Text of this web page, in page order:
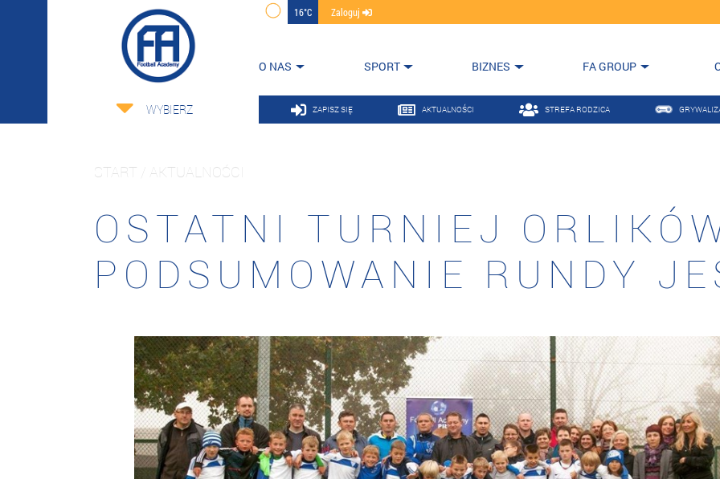
16°C Zaloguj
O NAS SPORT BIZNES FA GROUP
WYBIERZ ZAPISZ SIĘ AKTUALNOŚCI STREFA RODZICA
START / AKTUALNOŚCI
OSTATNI TURNIEJ
PODSUMOWANIE RUNDY